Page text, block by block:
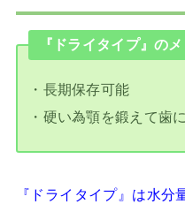
『ドライタイプ』の
・長期保存可能
・硬い為顎を鍛えて歯
『ドライタイプ』は水